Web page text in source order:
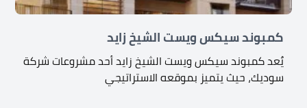
كمبوند سيكس ويست الشيخ زايد
يٌعد كمبوند سيكس ويست الشيخ زايد أحد مشروعات شركة
سوديك، حيث يتميز بموقعه الاستراتيجي